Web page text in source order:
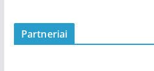
Partneriai